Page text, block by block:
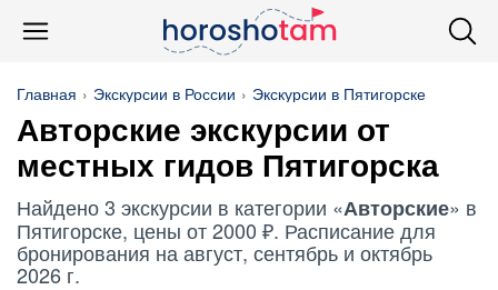
Главная Экскурсии в России Экскурсии в Пятигорске
Авторские экскурсии от
местных гидов Пятигорска
Найдено 3 экскурсии в категории «Авторские» в
Пятигорске, цены от 2000 ₽. Расписание для
бронирования на август, сентябрь и октябрь
2026 г.